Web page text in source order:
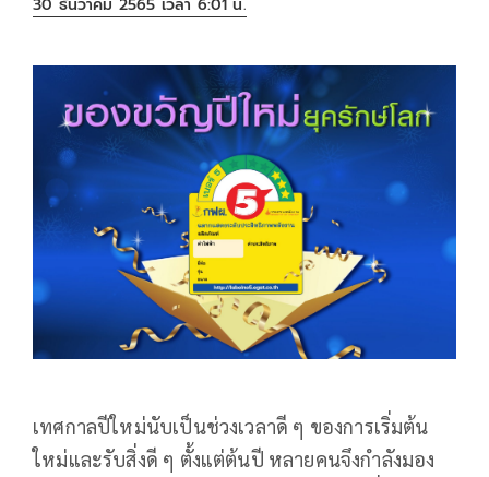
30 ธันวาคม 2565 เวลา 6:01 น.
เทศกาลปีใหม่นับเป็นช่วงเวลาดี ๆ ของการเริ่มต้น
ใหม่และรับสิ่งดี ๆ ตั้งแต่ต้นปี หลายคนจึงกำลังมอง